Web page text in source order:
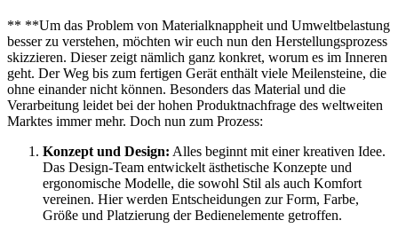
** **Um das Problem von Materialknappheit und Umweltbelastung
besser zu verstehen, möchten wir euch nun den Herstellungsprozess
skizzieren. Dieser zeigt nämlich ganz konkret, worum es im Inneren
geht. Der Weg bis zum fertigen Gerät enthält viele Meilensteine, die
ohne einander nicht können. Besonders das Material und die
Verarbeitung leidet bei der hohen Produktnachfrage des weltweiten
Marktes immer mehr. Doch nun zum Prozess:
Konzept und Design: Alles beginnt mit einer kreativen Idee.
Das Design-Team entwickelt ästhetische Konzepte und
ergonomische Modelle, die sowohl Stil als auch Komfort
vereinen. Hier werden Entscheidungen zur Form, Farbe,
Größe und Platzierung der Bedienelemente getroffen.